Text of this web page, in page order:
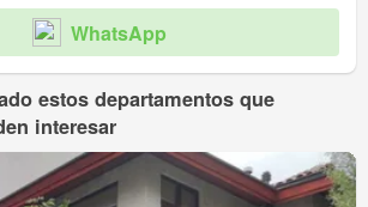
WhatsApp
estos departamentos que
interesar